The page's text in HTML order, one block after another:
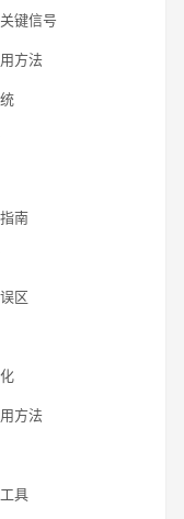
键信号
方法
南
区
方法
具